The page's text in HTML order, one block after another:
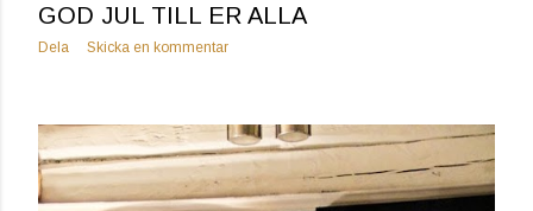
GOD JUL TILL ER ALLA
Dela Skicka en kommentar